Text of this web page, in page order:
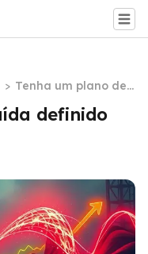
> Tenha um plano de s
aída definido para a
tivos de risco
definido